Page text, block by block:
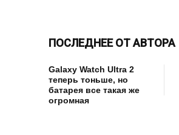
ПОСЛЕДНЕЕ ОТ АВТОРА
Galaxy Watch Ultra 2
теперь тоньше, но
батарея все такая же
огромная